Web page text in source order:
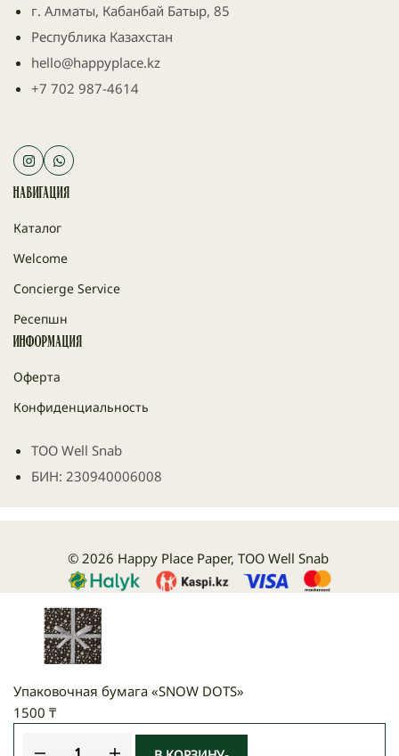
г. Алматы, Кабанбай Батыр, 85
Республика Казахстан
hello@happyplace.kz
+7 702 987-4614
Навигация
Каталог
Welcome
Concierge Service
Ресепшн
Информация
Оферта
Конфиденциальность
ТОО Well Snab
БИН: 230940006008
© 2026 Happy Place Paper, ТОО Well Snab
Упаковочная бумага «SNOW DOTS»
1500 ₸